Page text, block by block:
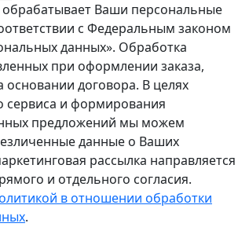
Ваши персональные
с Федеральным законом
данных». Обработка
при оформлении заказа,
основании договора. В целях
сервиса и формирования
предложений мы можем
данные о Ваших
рассылка направляется
и отдельного согласия.
в отношении обработки
.